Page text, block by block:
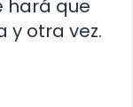
hará que
y otra vez.